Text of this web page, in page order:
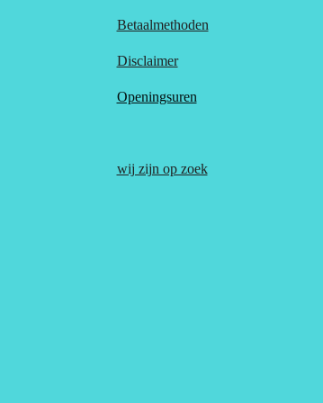
Betaalmethoden
Disclaimer
Openingsuren
wij zijn op zoek